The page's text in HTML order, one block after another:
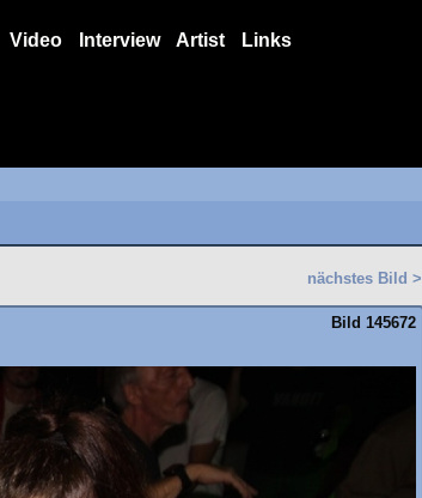
Video Interview Artist Links
nächstes Bild >
Bild 145672